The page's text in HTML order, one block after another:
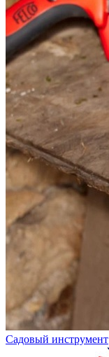
Садовый инструмент